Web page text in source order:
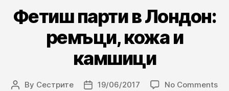
Фетиш парти в Лондон:
ремъци, кожа и
камшици
Post
By Сестрите
Post19/06/2017 No Commentson